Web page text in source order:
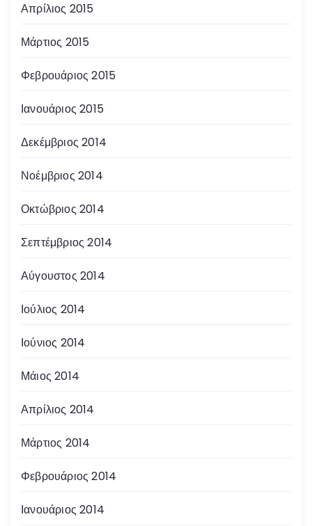
Απρίλιος 2015
Μάρτιος 2015
Φεβρουάριος 2015
Ιανουάριος 2015
Δεκέμβριος 2014
Νοέμβριος 2014
Οκτώβριος 2014
Σεπτέμβριος 2014
Αύγουστος 2014
Ιούλιος 2014
Ιούνιος 2014
Μάιος 2014
Απρίλιος 2014
Μάρτιος 2014
Φεβρουάριος 2014
Ιανουάριος 2014